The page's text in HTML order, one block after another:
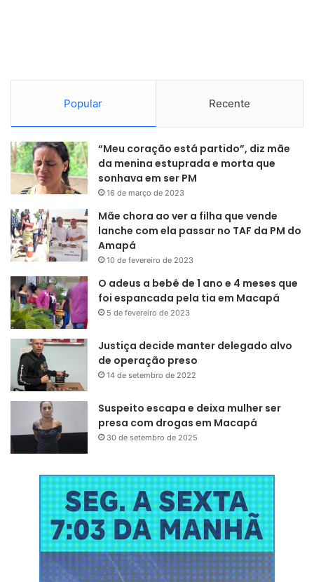
Popular Recente
“Meu coração está partido”, diz mãe
da menina estuprada e morta que
sonhava em ser PM
16 de março de 2023
Mãe chora ao ver a filha que vende
lanche com ela passar no TAF da PM do
Amapá
10 de fevereiro de 2023
O adeus a bebê de 1 ano e 4 meses que
foi espancada pela tia em Macapá
5 de fevereiro de 2023
Justiça decide manter delegado alvo
de operação preso
14 de setembro de 2022
Suspeito escapa e deixa mulher ser
presa com drogas em Macapá
30 de setembro de 2025